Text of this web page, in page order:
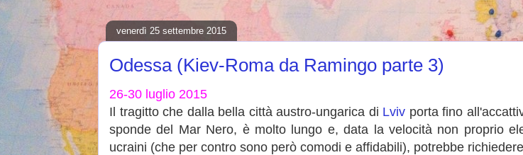
venerdì 25 settembre 2015
Odessa (Kiev-Roma da Ramingo parte 3)
26-30 luglio 2015
Il tragitto che dalla bella città austro-ungarica di Lviv porta fino
sponde del Mar Nero, è molto lungo e, data la velocità non proprio
ucraini (che per contro sono però comodi e affidabili), potrebbe